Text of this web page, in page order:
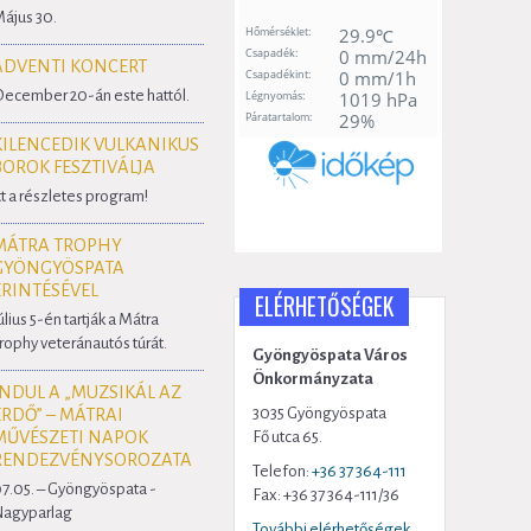
30.
KONCERT
20-án este hattól.
VULKANIKUS
FESZTIVÁLJA
a részletes program!
TROPHY
5-én tartják a Mátra
veteránautós túrát.
A „MUZSIKÁL AZ
– MÁTRAI
NAPOK
– Gyöngyöspata -
ELÉRHETŐSÉGEK
Gyöngyöspata Város
Önkormányzata
3035 Gyöngyöspata
Fő utca 65.
Telefon:+36 37 364-111
Fax: +36 37 364-111/36